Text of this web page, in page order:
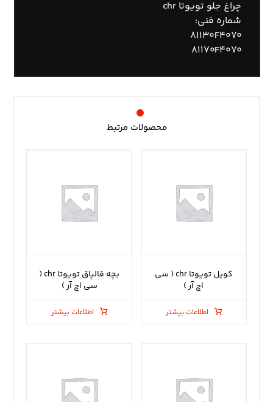
چراغ جلو تویوتا chr
شماره فنی:
۸۱۱۳۰F۴۰۷۰
۸۱۱۷۰F۴۰۷۰
محصولات مرتبط
کویل تویوتا chr ( سی
اچ آر )
اطلاعات بیشتر
بچه قالپاق تویوتا chr (
سی اچ آر )
اطلاعات بیشتر